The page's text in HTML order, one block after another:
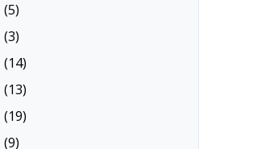
(5)
(3)
(14)
(13)
(19)
(9)